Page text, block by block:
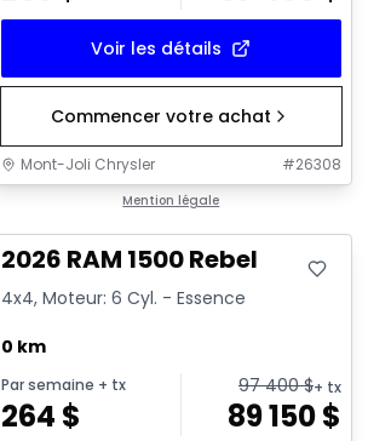
Voir les détails
Commencer votre achat
Mont-Joli Chrysler #26308
Mention légale
2026 RAM 1500 Rebel
4x4, Moteur: 6 Cyl. - Essence
0 km
Par semaine + tx
264 $
97 400$+ tx
89 150$